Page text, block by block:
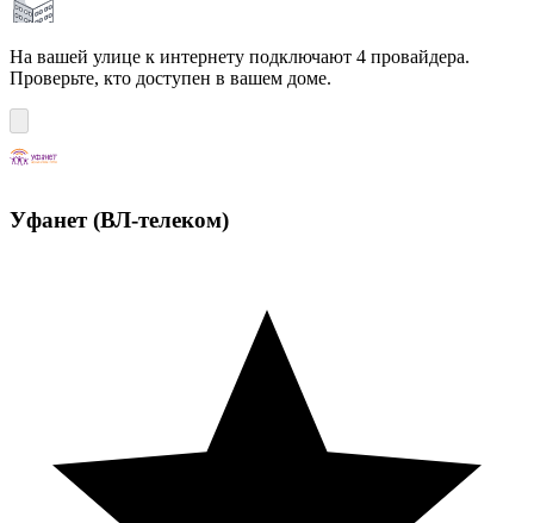
На вашей улице к интернету подключают 4 провайдера.
Проверьте, кто доступен в вашем доме.
Уфанет (ВЛ-телеком)